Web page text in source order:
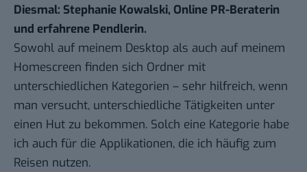
Diesmal: Stephanie Kowalski, Online PR-Beraterin
und erfahrene Pendlerin.
Sowohl auf meinem Desktop als auch auf meinem
Homescreen finden sich Ordner mit
unterschiedlichen Kategorien – sehr hilfreich, wenn
man versucht, unterschiedliche Tätigkeiten unter
einen Hut zu bekommen. Solch eine Kategorie habe
ich auch für die Applikationen, die ich häufig zum
Reisen nutzen.